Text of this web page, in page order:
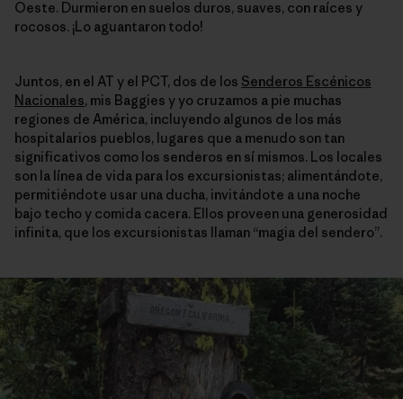
Oeste. Durmieron en suelos duros, suaves, con raíces y
rocosos. ¡Lo aguantaron todo!
Juntos, en el AT y el PCT, dos de los Senderos Escénicos
Nacionales, mis Baggies y yo cruzamos a pie muchas
regiones de América, incluyendo algunos de los más
hospitalarios pueblos, lugares que a menudo son tan
significativos como los senderos en sí mismos. Los locales
son la línea de vida para los excursionistas; alimentándote,
permitiéndote usar una ducha, invitándote a una noche
bajo techo y comida cacera. Ellos proveen una generosidad
infinita, que los excursionistas llaman “magia del sendero”.